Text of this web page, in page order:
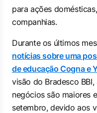
para ações
companhias.
Durante os últimos
notícias sobre uma
de educação Cogna e
visão do Bradesco
negócios são maiores
setembro, devido aos